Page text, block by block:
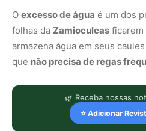
O excesso de água é um dos
folhas da Zamioculcas ficarem
armazena água em seus
que não precisa de regas
🌿 Receba nossas
⭐ Adicionar